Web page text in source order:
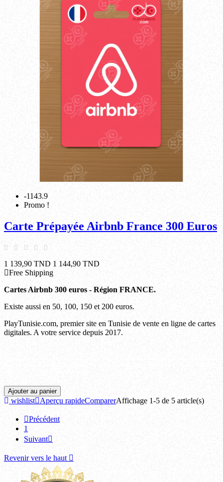
-1143.9
Promo !
Carte Prépayée Airbnb France 300 Euros
1 139,90 TND 1 144,90 TND
Free Shipping
Cartes Airbnb 300 euros - Région FRANCE.
Existe aussi en 50, 100, 150 et 200 euros.
PlayTunisie.com, premier site en Tunisie de vente en ligne de cartes
digitales. A votre service depuis 2017.
Ajouter au panier
wishlist Aperçu rapideComparerAffichage 1-5 de 5 article(s)
Précédent
1
Suivant
Revenir vers le haut 